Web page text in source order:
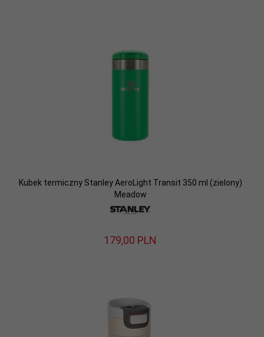
Kubek termiczny Stanley AeroLight Transit 350 ml (zielony)
Meadow
179,00 PLN